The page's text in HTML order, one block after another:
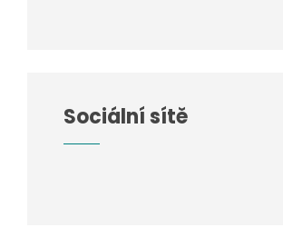
Sociální sítě